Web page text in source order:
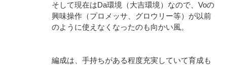
そして現在はDa環境（大吉環境）なので、Voの
興味操作（プロメッサ、グロウリー等）が以前
のように使えなくなったのも向かい風。
編成は、手持ちがある程度充実していて育成も